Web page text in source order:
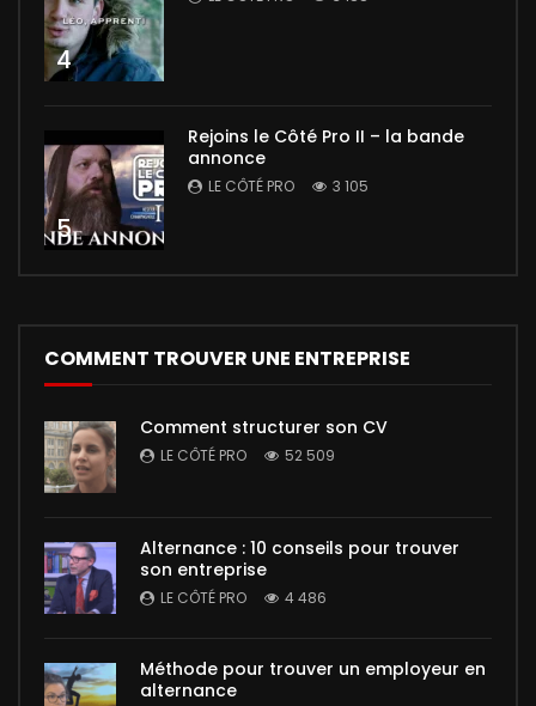
4
5
Rejoins le Côté Pro II – la bande
annonce
LE CÔTÉ PRO 3 105
COMMENT TROUVER UNE ENTREPRISE
Comment structurer son CV
LE CÔTÉ PRO 52 509
Alternance : 10 conseils pour trouver
son entreprise
LE CÔTÉ PRO 4 486
Méthode pour trouver un employeur en
alternance